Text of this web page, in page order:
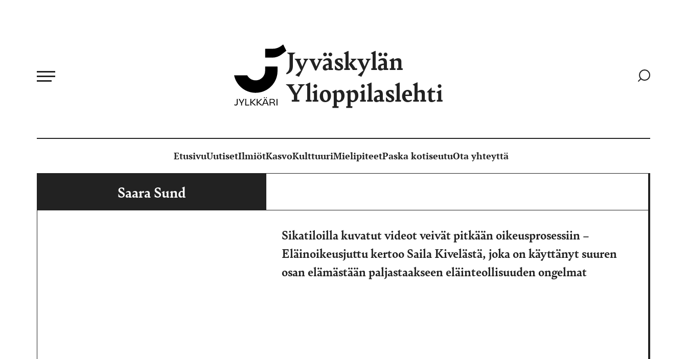
Jyväskylän
Ylioppilaslehti
Siirry
EtusivuUutisetIlmiötKasvoKulttuuriMielipiteetPaska kotiseutuOta yhteyttä
Saara Sund
Sikatiloilla kuvatut videot veivät pitkään oikeusprosessiin –
Eläinoikeusjuttu kertoo Saila Kivelästä, joka on käyttänyt suuren
osan elämästään paljastaakseen eläinteollisuuden ongelmat